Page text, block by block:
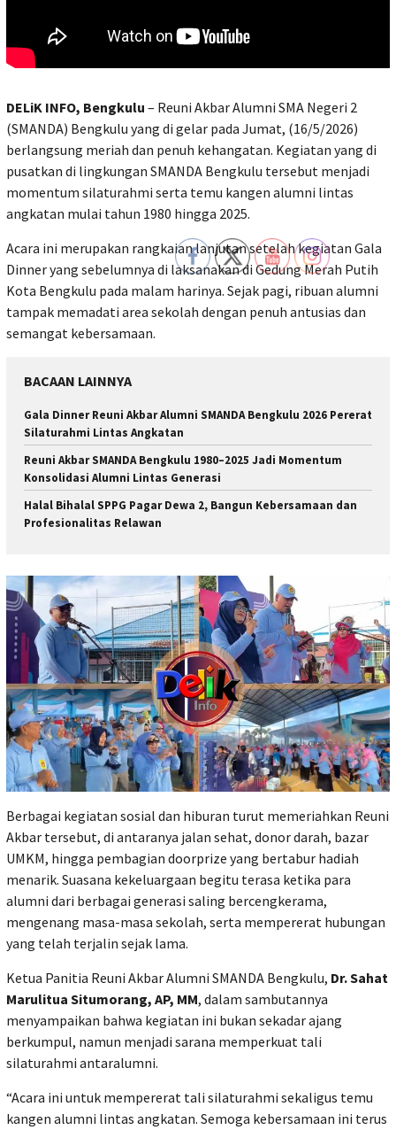
DELiK INFO, Bengkulu – Reuni Akbar Alumni SMA Negeri 2
(SMANDA) Bengkulu yang di gelar pada Jumat, (16/5/2026)
berlangsung meriah dan penuh kehangatan. Kegiatan yang di
pusatkan di lingkungan SMANDA Bengkulu tersebut menjadi
momentum silaturahmi serta temu kangen alumni lintas
angkatan mulai tahun 1980 hingga 2025.
Acara ini merupakan rangkaian lanjutan setelah kegiatan Gala
Dinner yang sebelumnya di laksanakan di Gedung Merah Putih
Kota Bengkulu pada malam harinya. Sejak pagi, ribuan alumni
tampak memadati area sekolah dengan penuh antusias dan
semangat kebersamaan.
BACAAN LAINNYA
Gala Dinner Reuni Akbar Alumni SMANDA Bengkulu 2026 Pererat
Silaturahmi Lintas Angkatan
Reuni Akbar SMANDA Bengkulu 1980–2025 Jadi Momentum
Konsolidasi Alumni Lintas Generasi
Halal Bihalal SPPG Pagar Dewa 2, Bangun Kebersamaan dan
Profesionalitas Relawan
Berbagai kegiatan sosial dan hiburan turut memeriahkan Reuni
Akbar tersebut, di antaranya jalan sehat, donor darah, bazar
UMKM, hingga pembagian doorprize yang bertabur hadiah
menarik. Suasana kekeluargaan begitu terasa ketika para
alumni dari berbagai generasi saling bercengkerama,
mengenang masa-masa sekolah, serta mempererat hubungan
yang telah terjalin sejak lama.
Ketua Panitia Reuni Akbar Alumni SMANDA Bengkulu, Dr. Sahat
Marulitua Situmorang, AP, MM, dalam sambutannya
menyampaikan bahwa kegiatan ini bukan sekadar ajang
berkumpul, namun menjadi sarana memperkuat tali
silaturahmi antaralumni.
“Acara ini untuk mempererat tali silaturahmi sekaligus temu
kangen alumni lintas angkatan. Semoga kebersamaan ini terus